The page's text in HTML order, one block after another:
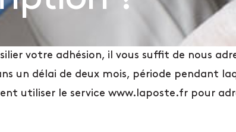
votre adhésion, il vous suffit de nous
un délai de deux mois, période pendant
utiliser le service www.laposte.fr pour